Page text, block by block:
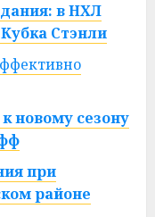
в НХЛ
Стэнли
новому сезону
при
районе